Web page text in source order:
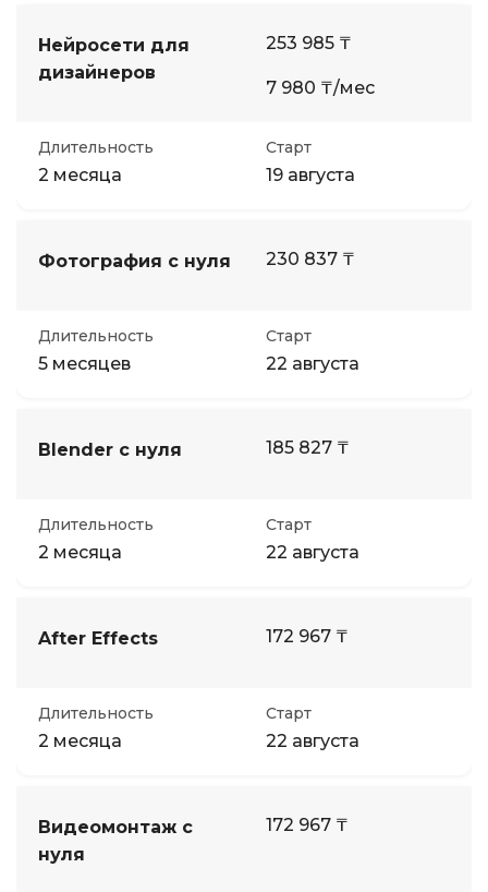
Нейросети для
дизайнеров
253 985 ₸
7 980 ₸/мес
Длительность
2 месяца
Старт
19 августа
Фотография с нуля 230 837 ₸
Длительность
5 месяцев
Старт
22 августа
Blender с нуля 185 827 ₸
Длительность
2 месяца
Старт
22 августа
After Effects 172 967 ₸
Длительность
2 месяца
Старт
22 августа
Видеомонтаж с
нуля
172 967 ₸